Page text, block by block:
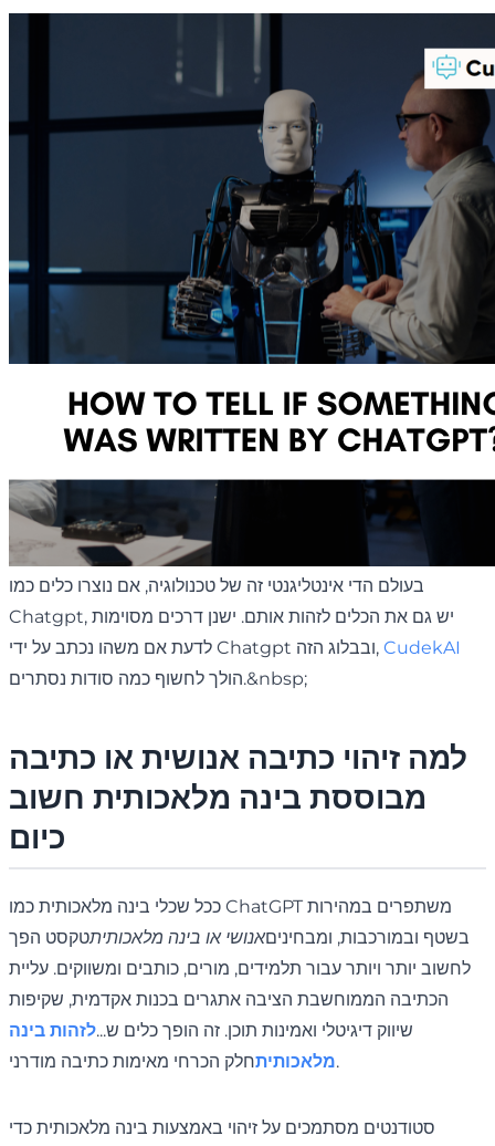
בעולם הדי אינטליגנטי זה של טכנולוגיה, אם נוצרו כלים כמו
Chatgpt, יש גם את הכלים לזהות אותם. ישנן דרכים מסוימות
לדעת אם משהו נכתב על ידי Chatgpt ובבלוג הזה, CudekAI
הולך לחשוף כמה סודות נסתרים.&nbsp;
למה זיהוי כתיבה אנושית או כתיבה
מבוססת בינה מלאכותית חשוב
כיום
ככל שכלי בינה מלאכותית כמו ChatGPT משתפרים במהירות
בשטף ובמורכבות, ומבחיניםאנושי או בינה מלאכותיתטקסט הפך
לחשוב יותר ויותר עבור תלמידים, מורים, כותבים ומשווקים. עליית
הכתיבה הממוחשבת הציבה אתגרים בכנות אקדמית, שקיפות
שיווק דיגיטלי ואמינות תוכן. זה הופך כלים ש...לזהות בינה
מלאכותיתחלק הכרחי מאימות כתיבה מודרני.
סטודנטים מסתמכים על זיהוי באמצעות בינה מלאכותית כדי